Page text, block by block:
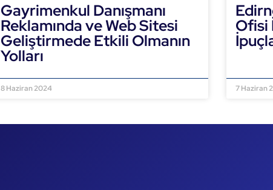
Gayrimenkul Danışmanı
Reklamında ve Web Sitesi
Geliştirmede Etkili Olmanın
Yolları
8 Haziran 2024
Ofisi
7 Haziran